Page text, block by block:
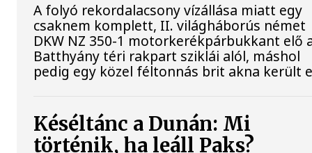
A folyó rekordalacsony vízállása miatt egy
csaknem komplett, II. világháborús német
DKW NZ 350-1 motorkerékpárbukkant elő
Batthyány téri rakpart sziklái alól, máshol
pedig egy közel féltonnás brit akna került
Késéltánc a Dunán: Mi
történik, ha leáll Paks?